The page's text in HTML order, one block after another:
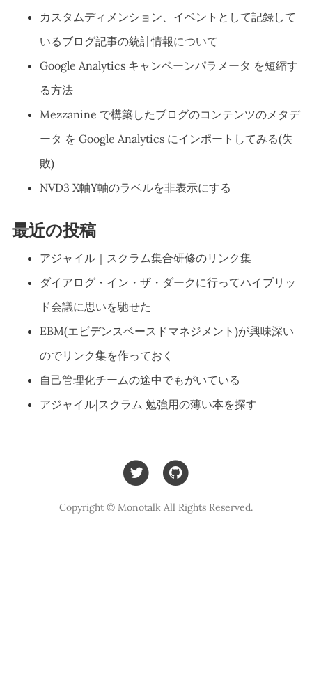
カスタムディメンション、イベントとして記録して
いるブログ記事の統計情報について
Google Analytics キャンペーンパラメータ を短縮す
る方法
Mezzanine で構築したブログのコンテンツのメタデ
ータ を Google Analytics にインポートしてみる(失
敗)
NVD3 X軸Y軸のラベルを非表示にする
最近の投稿
アジャイル｜スクラム集合研修のリンク集
ダイアログ・イン・ザ・ダークに行ってハイブリッ
ド会議に思いを馳せた
EBM(エビデンスベースドマネジメント)が興味深い
のでリンク集を作っておく
自己管理化チームの途中でもがいている
アジャイル|スクラム 勉強用の薄い本を探す
Copyright © Monotalk All Rights Reserved.